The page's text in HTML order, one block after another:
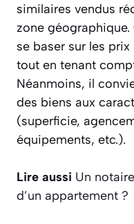
similaires vendus
zone
se baser sur les
tout en tenant
Néanmoins, il
des biens aux
(superficie,
équipements, etc.).
Lire aussi Un
d’un appartement ?